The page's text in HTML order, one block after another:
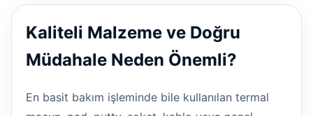
Kaliteli Malzeme ve Doğru
Müdahale Neden Önemli?
En basit bakım işleminde bile kullanılan termal